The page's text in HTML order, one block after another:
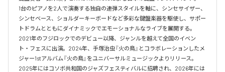
1台のピアノを2人で演奏する独自の連弾スタイルを軸に、シンセサイザー、
シンセベース、ショルダーキーボードなど多彩な鍵盤楽器を駆使し、サポー
トドラムとともにダイナミックでエモーショナルなライブを展開する。
2021年のフジロックでのデビュー以降、ジャンルを越えて全国のイベン
ト・フェスに出演。2024年、手塚治虫『火の鳥』とコラボレーションしたメ
ジャー1stアルバム『火の鳥』をユニバーサルミュージックよりリリース。
2025年にはコソボ共和国のジャズフェスティバルに招聘され、2026年には